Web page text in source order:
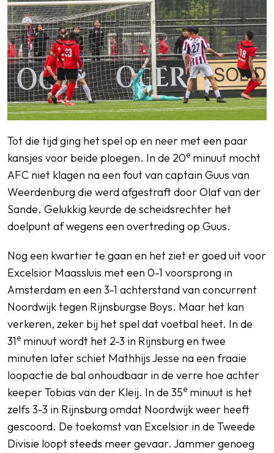
Tot die tijd ging het spel op en neer met een paar
kansjes voor beide ploegen. In de 20e minuut mocht
AFC niet klagen na een fout van captain Guus van
Weerdenburg die werd afgestraft door Olaf van der
Sande. Gelukkig keurde de scheidsrechter het
doelpunt af wegens een overtreding op Guus.
Nog een kwartier te gaan en het ziet er goed uit voor
Excelsior Maassluis met een 0-1 voorsprong in
Amsterdam en een 3-1 achterstand van concurrent
Noordwijk tegen Rijnsburgse Boys. Maar het kan
verkeren, zeker bij het spel dat voetbal heet. In de
31e minuut wordt het 2-3 in Rijnsburg en twee
minuten later schiet Mathhijs Jesse na een fraaie
loopactie de bal onhoudbaar in de verre hoe achter
keeper Tobias van der Kleij. In de 35e minuut is het
zelfs 3-3 in Rijnsburg omdat Noordwijk weer heeft
gescoord. De toekomst van Excelsior in de Tweede
Divisie loopt steeds meer gevaar. Jammer genoeg